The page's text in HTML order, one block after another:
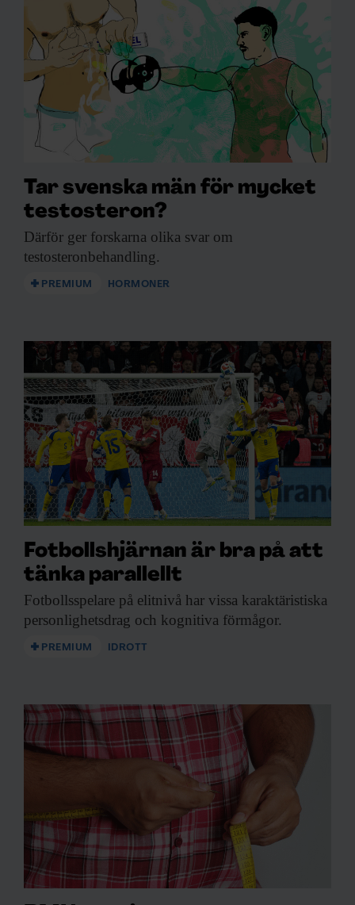
Tar svenska män för mycket
testosteron?
Därför ger forskarna olika svar om
testosteronbehandling.
PREMIUM HORMONER
Fotbollshjärnan är bra på att
tänka parallellt
Fotbollsspelare på elitnivå har vissa karaktäristiska
personlighetsdrag och kognitiva förmågor.
PREMIUM IDROTT